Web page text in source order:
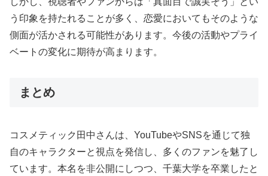
う印象を持たれることが多く、恋愛においてもそのような
側面が活かされる可能性があります。今後の活動やプライ
ベートの変化に期待が高まります。
まとめ
コスメティック田中さんは、YouTubeやSNSを通じて独
自のキャラクターと視点を発信し、多くのファンを魅了し
ています。本名を非公開にしつつ、千葉大学を卒業したと